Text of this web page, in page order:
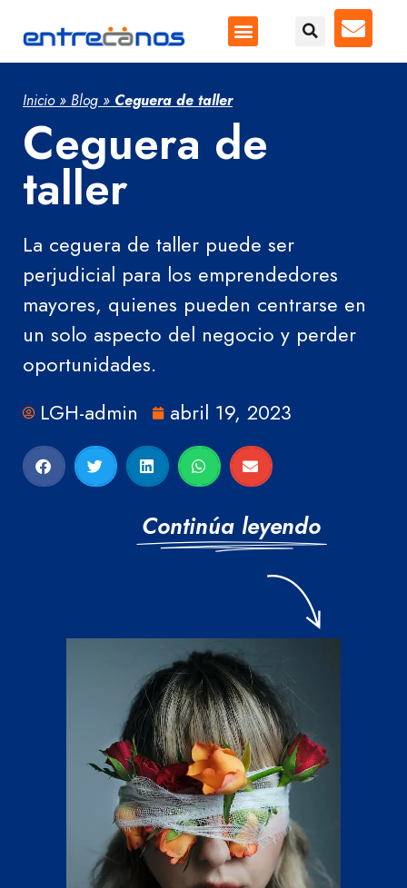
Inicio» Blog » Ceguera de taller
Ceguera de
taller
La ceguera de taller puede ser
perjudicial para los emprendedores
mayores, quienes pueden centrarse en
un solo aspecto del negocio y perder
oportunidades.
LGH-admin
abril 19, 2023
Continúa leyendo